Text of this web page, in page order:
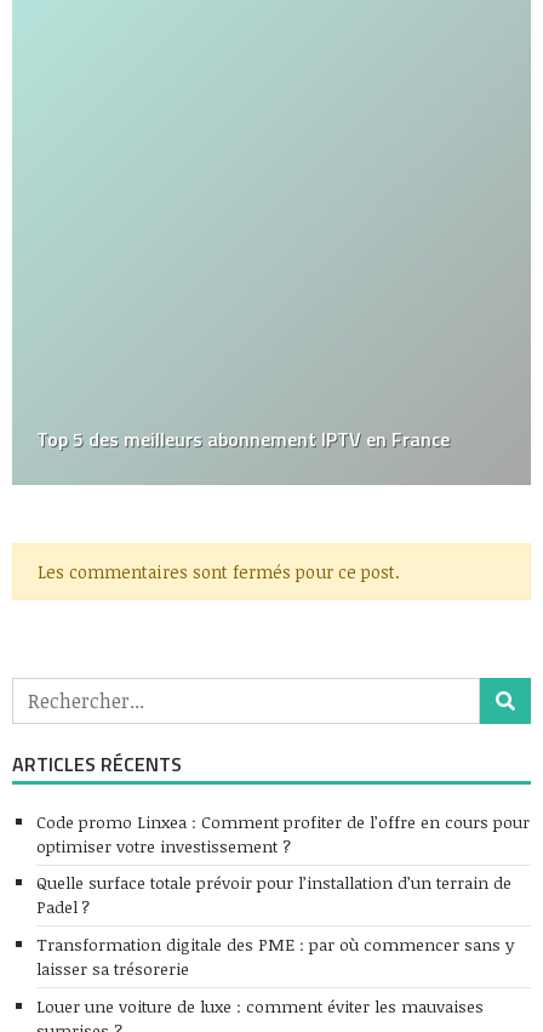
Top 5 des meilleurs abonnement IPTV en France
Les commentaires sont fermés pour ce post.
ARTICLES RÉCENTS
Code promo Linxea : Comment profiter de l’offre en cours pour
optimiser votre investissement ?
Quelle surface totale prévoir pour l’installation d’un terrain de
Padel ?
Transformation digitale des PME : par où commencer sans y
laisser sa trésorerie
Louer une voiture de luxe : comment éviter les mauvaises